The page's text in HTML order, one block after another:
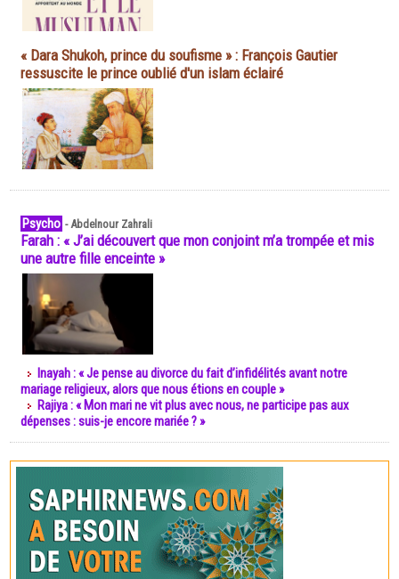
« Dara Shukoh, prince du soufisme » : François Gautier
ressuscite le prince oublié d'un islam éclairé
Psycho -Abdelnour Zahrali
Farah : « J’ai découvert que mon conjoint m’a trompée et mis
une autre fille enceinte »
Inayah : « Je pense au divorce du fait d’infidélités avant notre
mariage religieux, alors que nous étions en couple »
Rajiya : « Mon mari ne vit plus avec nous, ne participe pas aux
dépenses : suis-je encore mariée ? »